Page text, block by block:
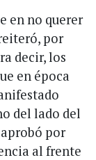
en no querer
por
decir, los
en época
del lado del
por
al frente